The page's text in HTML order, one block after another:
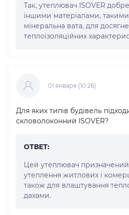
Так, утеплювач ISOVER
іншими матеріалами, такими
мінеральна вата, для
теплоізоляційних
01 января (10:26)
Для яких типів будівель
скловолоконний ISOVER?
ОТВЕТ:
Цей утеплювач
утеплення житлових і
також для влаштування
дахами.